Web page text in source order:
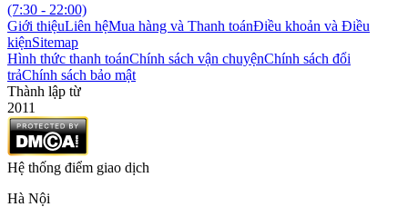
(7:30 - 22:00)
Giới thiệuLiên hệMua hàng và Thanh toánĐiều khoản và Điều
kiệnSitemap
Hình thức thanh toánChính sách vận chuyệnChính sách đổi
trảChính sách bảo mật
Thành lập từ
2011
Hệ thống điểm giao dịch
Hà Nội